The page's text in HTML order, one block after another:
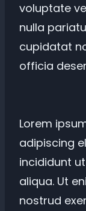
voluptate
nulla
cupidatat
officia
Lorem
adipiscing
incididunt
aliqua. Ut
nostrud